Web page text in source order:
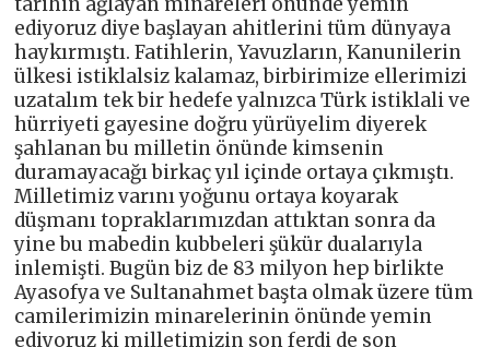
ediyoruz diye başlayan ahitlerini tüm dünyaya
haykırmıştı. Fatihlerin, Yavuzların, Kanunilerin
ülkesi istiklalsiz kalamaz, birbirimize ellerimizi
uzatalım tek bir hedefe yalnızca Türk istiklali ve
hürriyeti gayesine doğru yürüyelim diyerek
şahlanan bu milletin önünde kimsenin
duramayacağı birkaç yıl içinde ortaya çıkmıştı.
Milletimiz varını yoğunu ortaya koyarak
düşmanı topraklarımızdan attıktan sonra da
yine bu mabedin kubbeleri şükür dualarıyla
inlemişti. Bugün biz de 83 milyon hep birlikte
Ayasofya ve Sultanahmet başta olmak üzere tüm
camilerimizin minarelerinin önünde yemin
ediyoruz ki milletimizin son ferdi de son